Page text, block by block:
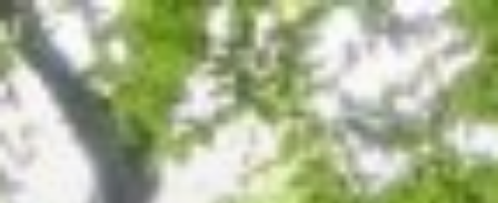
コ
ン
テ
ン
へ
ス
キ